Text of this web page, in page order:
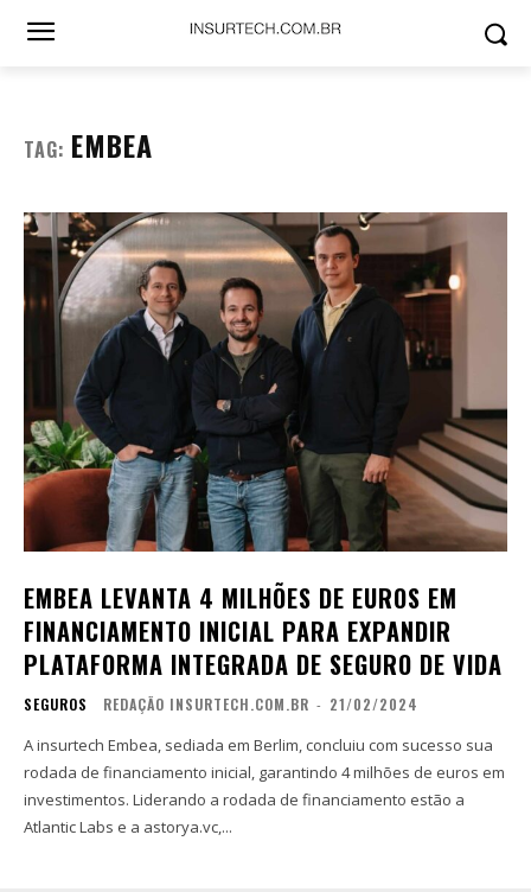
TAG: EMBEA
EMBEA LEVANTA 4 MILHÕES DE EUROS EM
FINANCIAMENTO INICIAL PARA EXPANDIR
PLATAFORMA INTEGRADA DE SEGURO DE VIDA
SEGUROS REDAÇÃO INSURTECH.COM.BR - 21/02/2024
A insurtech Embea, sediada em Berlim, concluiu com sucesso sua
rodada de financiamento inicial, garantindo 4 milhões de euros em
investimentos. Liderando a rodada de financiamento estão a
Atlantic Labs e a astorya.vc,...